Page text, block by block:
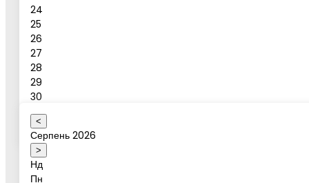
24
25
26
27
28
29
30
31
Оберіть коректну дату
Бронювання активності
Ваше ім'я
<
Серпень 2026
>
Нд
Пн
Дата активності